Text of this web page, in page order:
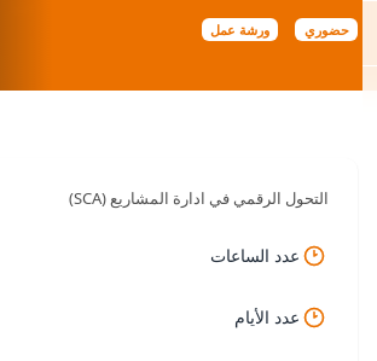
حضوري ورشة عمل
التحول الرقمي في ادارة المشاريع (SCA)
عدد الساعات
عدد الأيام